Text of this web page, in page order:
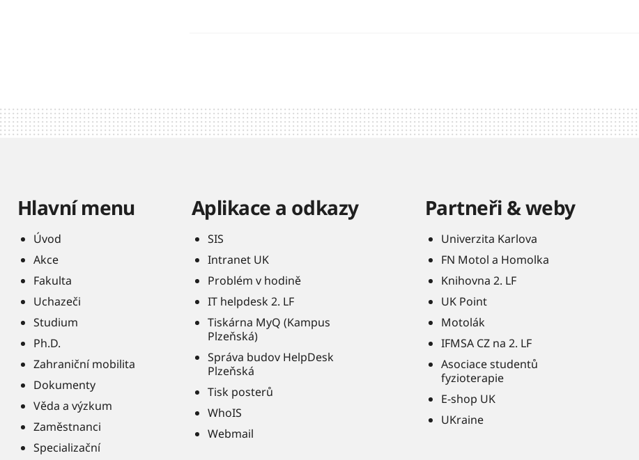
Hlavní menu
Úvod
Akce
Fakulta
Uchazeči
Studium
Ph.D.
Zahraniční mobilita
Dokumenty
Věda a výzkum
Zaměstnanci
Specializační
Aplikace a odkazy
SIS
Intranet UK
Problém v hodině
IT helpdesk 2. LF
Tiskárna MyQ (Kampus
Plzeňská)
Správa budov HelpDesk
Plzeňská
Tisk posterů
WhoIS
Webmail
Partneři & weby
Univerzita Karlova
FN Motol a Homolka
Knihovna 2. LF
UK Point
Motolák
IFMSA CZ na 2. LF
Asociace studentů
fyzioterapie
E-shop UK
UKraine